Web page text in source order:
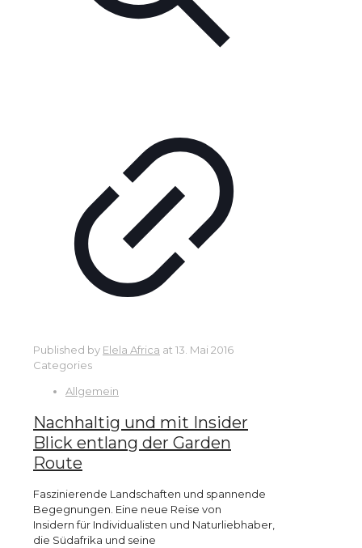
Published by Elela Africa at 13. Mai 2016
Categories
Allgemein
Nachhaltig und mit Insider
Blick entlang der Garden
Route
Faszinierende Landschaften und spannende
Begegnungen. Eine neue Reise von
Insidern für Individualisten und Naturliebhaber,
die Südafrika und seine